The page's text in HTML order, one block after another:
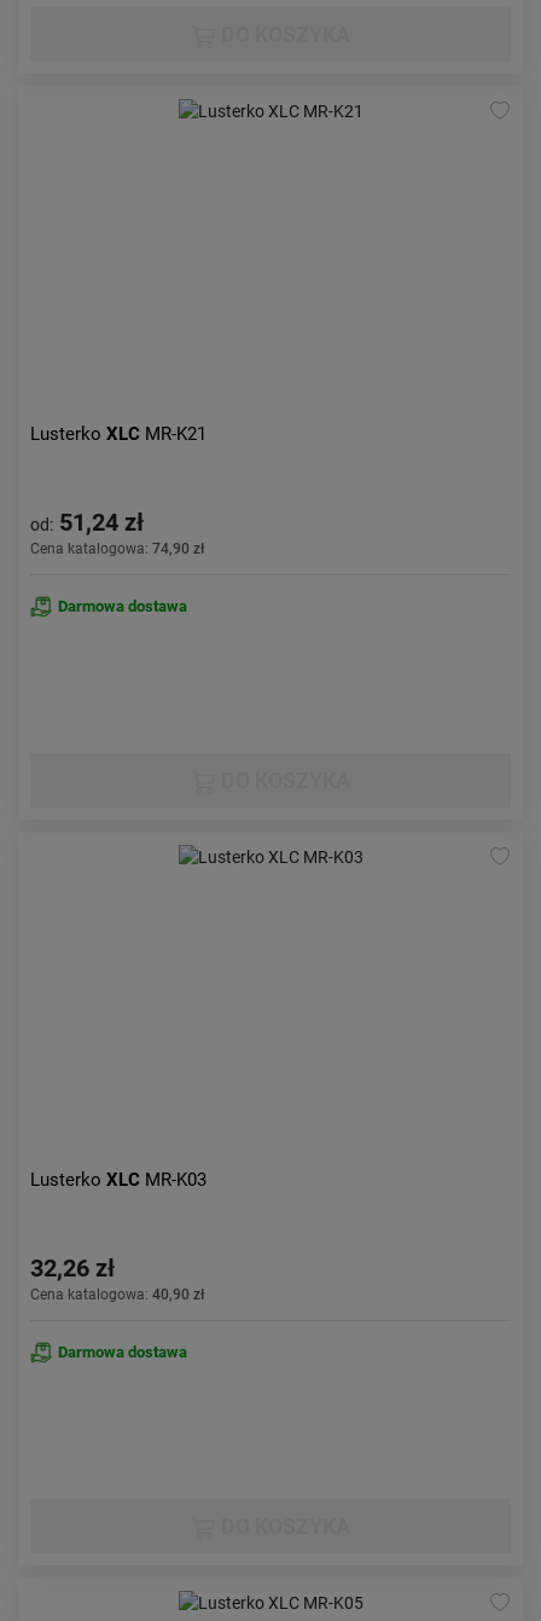
Lusterko XLC MR-K21
od: 51,24 zł
Cena katalogowa: 74,90 zł
Darmowa dostawa
Lusterko XLC MR-K03
32,26 zł
Cena katalogowa: 40,90 zł
Darmowa dostawa